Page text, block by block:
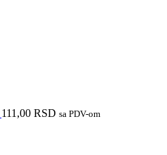
111,00 RSD sa PDV-om